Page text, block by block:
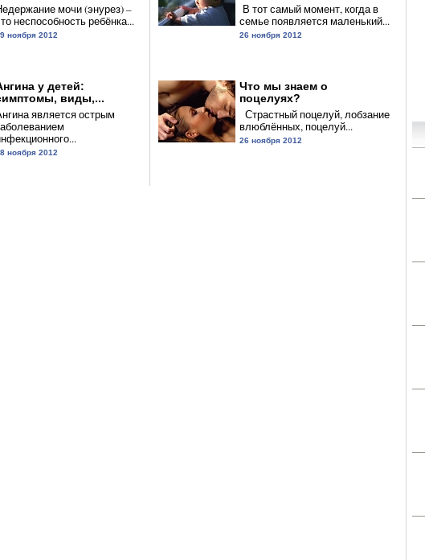
мочи (энурез) –
неспособность ребёнка...
ноября 2012
у детей:
виды,...
является острым
ноября 2012
В тот самый момент, когда в
семье появляется маленький...
26 ноября 2012
Что мы знаем о
поцелуях?
Страстный поцелуй, лобзание
влюблённых, поцелуй...
26 ноября 2012